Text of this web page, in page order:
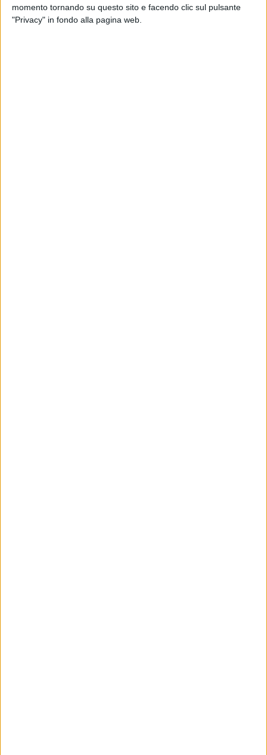
momento tornando su questo sito e facendo clic sul pulsante
"Privacy" in fondo alla pagina web.
alcuni graffiti risalenti agli anni 2000, che denotano i
problemi mentali dell'anonimo artista, che al contrario, terrà